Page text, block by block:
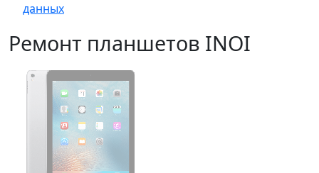
данных
Ремонт планшетов INOI